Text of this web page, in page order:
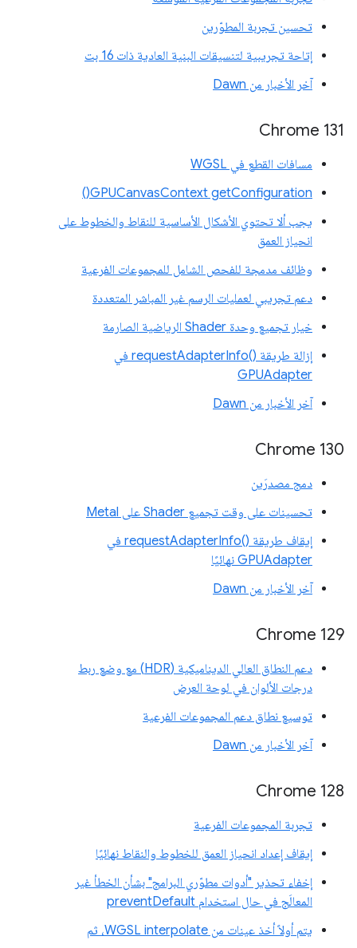
تحسين تجربة المطوّرين
إتاحة تجريبية لتنسيقات البنية العادية ذات 16 بت
آخر الأخبار من Dawn
Chrome 131
مسافات القطع في WGSL
GPUCanvasContext getConfiguration()
يجب ألا تحتوي الأشكال الأساسية للنقاط والخطوط على
انحياز العمق
وظائف مدمجة للفحص الشامل للمجموعات الفرعية
دعم تجريبي لعمليات الرسم غير المباشر المتعددة
خيار تجميع وحدة Shader الرياضية الصارمة
إزالة طريقة requestAdapterInfo()‎ في
GPUAdapter
آخر الأخبار من Dawn
Chrome 130
دمج مصدرَين
تحسينات على وقت تجميع Shader على Metal
إيقاف طريقة requestAdapterInfo()‎ في
GPUAdapter نهائيًا
آخر الأخبار من Dawn
Chrome 129
دعم النطاق العالي الديناميكية (HDR) مع وضع ربط
درجات الألوان في لوحة العرض
توسيع نطاق دعم المجموعات الفرعية
آخر الأخبار من Dawn
‫Chrome 128
تجربة المجموعات الفرعية
إيقاف إعداد انحياز العمق للخطوط والنقاط نهائيًا
إخفاء تحذير "أدوات مطوّري البرامج" بشأن الخطأ غير
المعالَج في حال استخدام preventDefault
يتم أولاً أخذ عينات من WGSL interpolate، ثم